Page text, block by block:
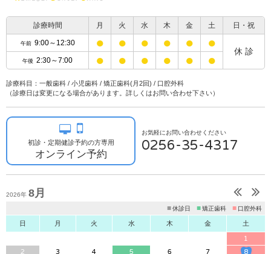
診療時間 月 火 水 木 金 土 日・祝
午前 9:00～12:30 ● ● ● ● ● ●
休 診
午後 2:30～7:00 ● ● ● ● ● ●
診療科目：一般歯科 / 小児歯科 / 矯正歯科(月2回) / 口腔外科
（診療日は変更になる場合があります。詳しくはお問い合わせ下さい）
初診・定期健診予約の方専用
オンライン予約
お気軽にお問い合わせください
0256-35-4317
2026年 8月
■休診日 ■矯正歯科 ■ 口腔外科
日 月 火 水 木 金 土
1
2
3 4 5 6 7 8